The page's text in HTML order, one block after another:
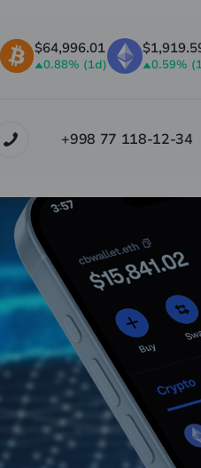
$64,996.01
0.88% (1d) 0.59%
+998 77 118-12-34